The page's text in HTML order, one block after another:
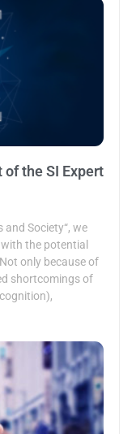
the SI Expert
and Society“, we
the potential
only because of
shortcomings of